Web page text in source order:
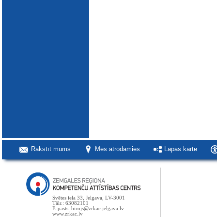
Rakstīt mums Mēs atrodamies Lapas karte
Svētes iela 33, Jelgava, LV-3001
Tālr.: 63082101
E-pasts: birojs@zrkac.jelgava.lv
www.zrkac.lv